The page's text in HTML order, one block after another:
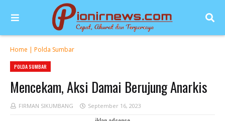
Home | Polda Sumbar
POLDA SUMBAR
Mencekam, Aksi Damai Berujung Anarkis
FIRMAN SIKUMBANG September 16, 2023